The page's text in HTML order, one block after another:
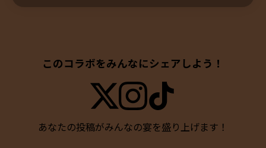
このコラボをみんなにシェアしよう！
あなたの投稿がみんなの宴を盛り上げます！